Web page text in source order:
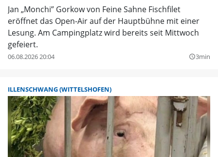
Jan „Monchi” Gorkow von Feine Sahne Fischfilet
eröffnet das Open-Air auf der Hauptbühne mit einer
Lesung. Am Campingplatz wird bereits seit Mittwoch
gefeiert.
06.08.2026 20:04 query_builder3min
ILLENSCHWANG (WITTELSHOFEN)